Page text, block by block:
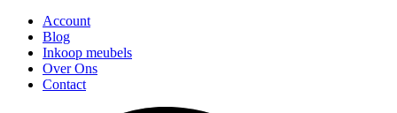
Account
Blog
Inkoop meubels
Over Ons
Contact